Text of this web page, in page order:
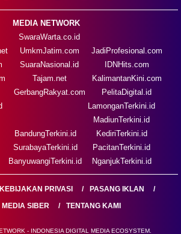
MEDIA NETWORK
SwaraWarta.co.id
UmkmJatim.com
SuaraNasional.id
Tajam.net
GerbangRakyat.com
JadiProfesional.com
IDNHits.com
KalimantanKini.com
PelitaDigital.id
BandungTerkini.id
SurabayaTerkini.id
BanyuwangiTerkini.id
LamonganTerkini.id
MadiunTerkini.id
KediriTerkini.id
PacitanTerkini.id
NganjukTerkini.id
KEBIJAKAN PRIVASI
PASANG IKLAN
SIBER
TENTANG KAMI
- INDONESIA DIGITAL MEDIA ECOSYSTEM.